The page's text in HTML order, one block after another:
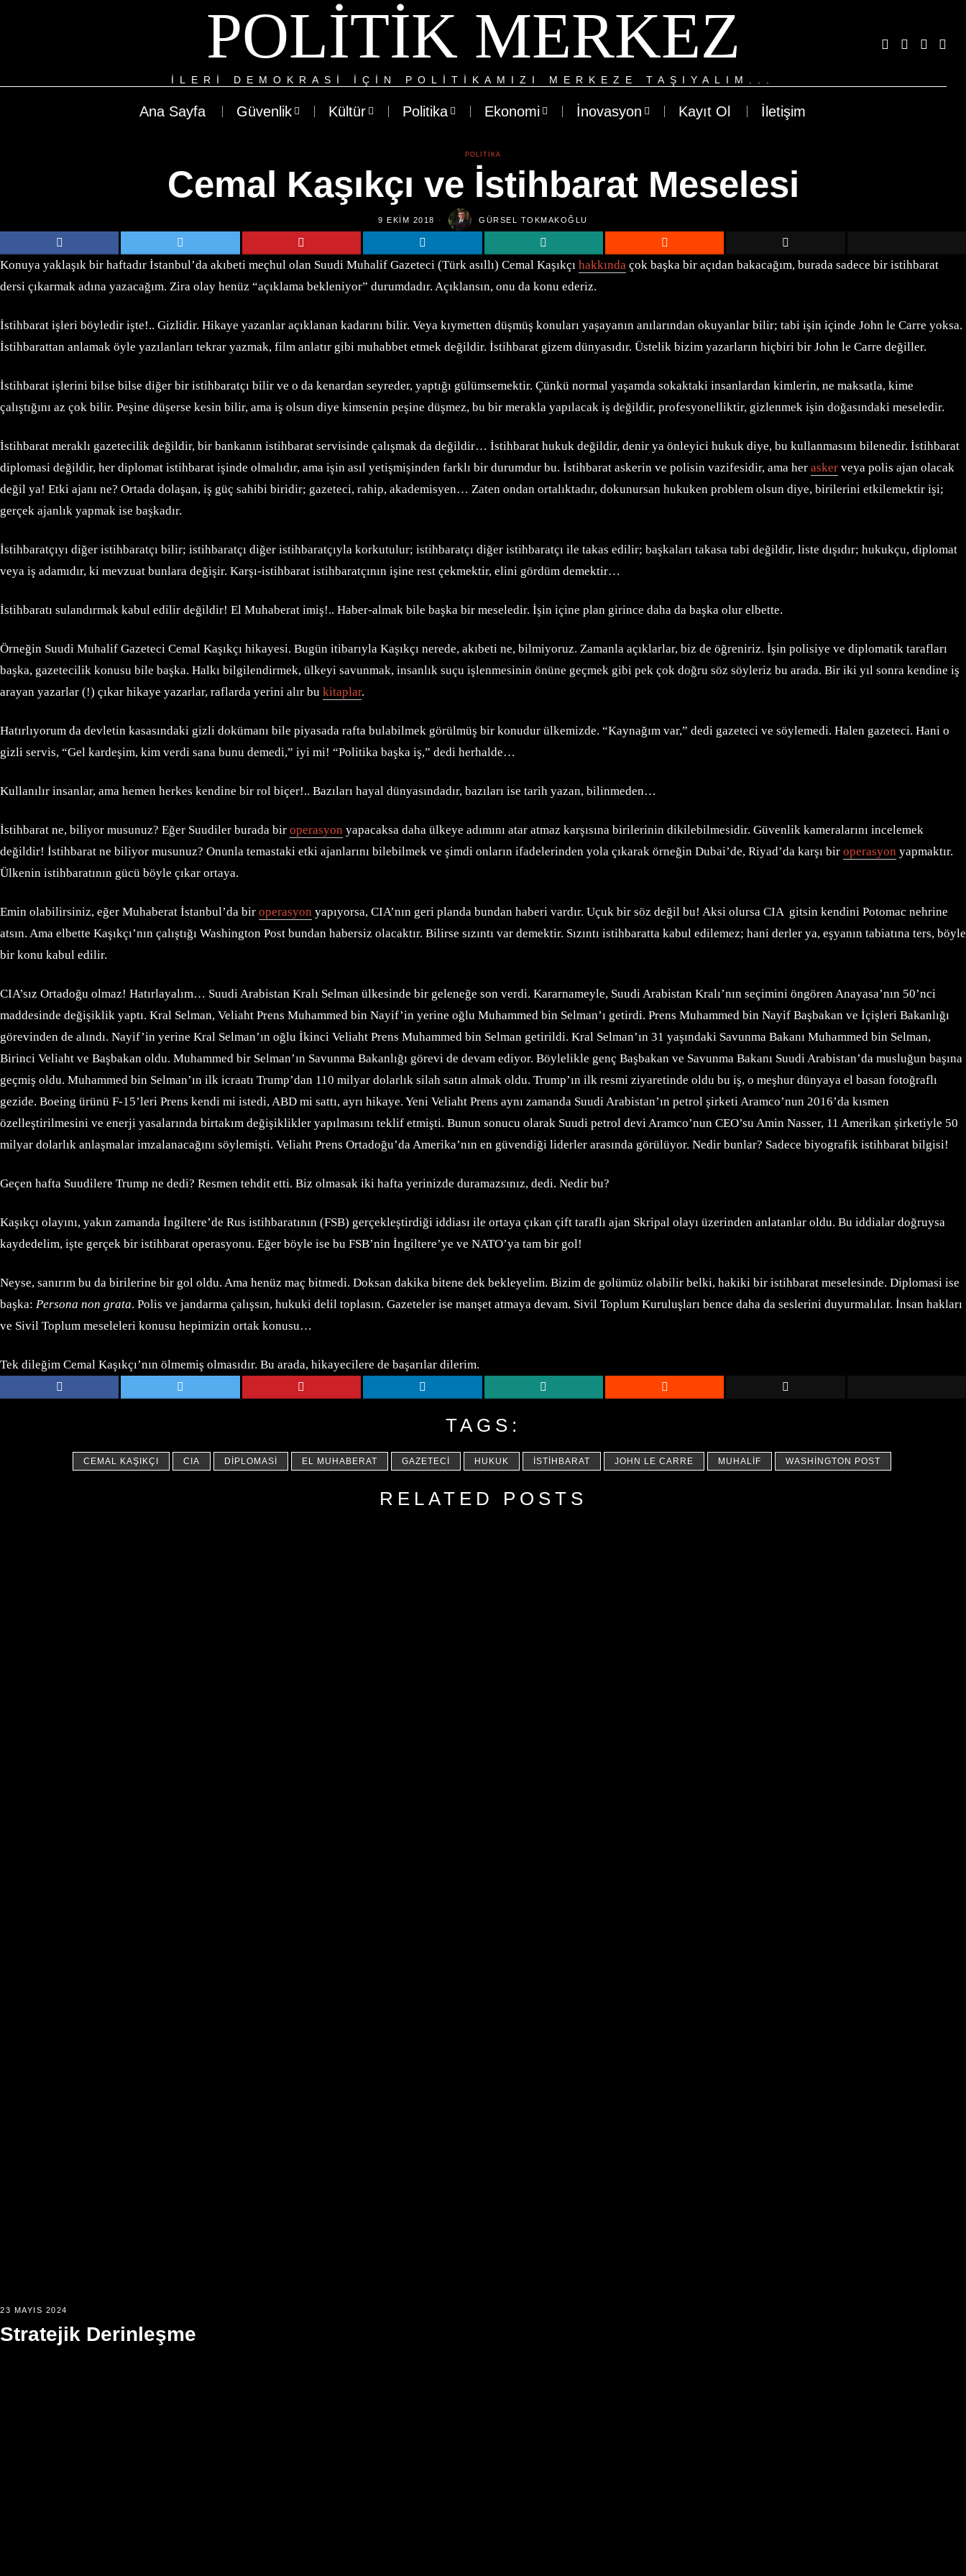
POLITIK MERKEZ
ILERI DEMOKRASI IÇIN POLITIKAMIZI MERKEZE TAŞIYALIM...
Ana Sayfa Güvenlik Kültür Politika Ekonomi İnovasyon Kayıt Ol İletişim
POLITIKA
Cemal Kaşıkçı ve İstihbarat Meselesi
9 EKIM 2018 GÜRSEL TOKMAKOĞLU
Konuya yaklaşık bir haftadır İstanbul’da akıbeti meçhul olan Suudi Muhalif Gazeteci (Türk asıllı) Cemal Kaşıkçı hakkında çok başka bir açıdan bakacağım, burada sadece bir istihbarat
dersi çıkarmak adına yazacağım. Zira olay henüz “açıklama bekleniyor” durumdadır. Açıklansın, onu da konu ederiz.
İstihbarat işleri böyledir işte!.. Gizlidir. Hikaye yazanlar açıklanan kadarını bilir. Veya kıymetten düşmüş konuları yaşayanın anılarından okuyanlar bilir; tabi işin içinde John le Carre yoksa.
İstihbarattan anlamak öyle yazılanları tekrar yazmak, film anlatır gibi muhabbet etmek değildir. İstihbarat gizem dünyasıdır. Üstelik bizim yazarların hiçbiri bir John le Carre değiller.
İstihbarat işlerini bilse bilse diğer bir istihbaratçı bilir ve o da kenardan seyreder, yaptığı gülümsemektir. Çünkü normal yaşamda sokaktaki insanlardan kimlerin, ne maksatla, kime
çalıştığını az çok bilir. Peşine düşerse kesin bilir, ama iş olsun diye kimsenin peşine düşmez, bu bir merakla yapılacak iş değildir, profesyonelliktir, gizlenmek işin doğasındaki meseledir.
İstihbarat meraklı gazetecilik değildir, bir bankanın istihbarat servisinde çalışmak da değildir… İstihbarat hukuk değildir, denir ya önleyici hukuk diye, bu kullanmasını bilenedir. İstihbarat
diplomasi değildir, her diplomat istihbarat işinde olmalıdır, ama işin asıl yetişmişinden farklı bir durumdur bu. İstihbarat askerin ve polisin vazifesidir, ama her asker veya polis ajan olacak
değil ya! Etki ajanı ne? Ortada dolaşan, iş güç sahibi biridir; gazeteci, rahip, akademisyen… Zaten ondan ortalıktadır, dokunursan hukuken problem olsun diye, birilerini etkilemektir işi;
gerçek ajanlık yapmak ise başkadır.
İstihbaratçıyı diğer istihbaratçı bilir; istihbaratçı diğer istihbaratçıyla korkutulur; istihbaratçı diğer istihbaratçı ile takas edilir; başkaları takasa tabi değildir, liste dışıdır; hukukçu, diplomat
veya iş adamıdır, ki mevzuat bunlara değişir. Karşı-istihbarat istihbaratçının işine rest çekmektir, elini gördüm demektir…
İstihbaratı sulandırmak kabul edilir değildir! El Muhaberat imiş!.. Haber-almak bile başka bir meseledir. İşin içine plan girince daha da başka olur elbette.
Örneğin Suudi Muhalif Gazeteci Cemal Kaşıkçı hikayesi. Bugün itibarıyla Kaşıkçı nerede, akıbeti ne, bilmiyoruz. Zamanla açıklarlar, biz de öğreniriz. İşin polisiye ve diplomatik tarafları
başka, gazetecilik konusu bile başka. Halkı bilgilendirmek, ülkeyi savunmak, insanlık suçu işlenmesinin önüne geçmek gibi pek çok doğru söz söyleriz bu arada. Bir iki yıl sonra kendine iş
arayan yazarlar (!) çıkar hikaye yazarlar, raflarda yerini alır bu kitaplar.
Hatırlıyorum da devletin kasasındaki gizli dokümanı bile piyasada rafta bulabilmek görülmüş bir konudur ülkemizde. “Kaynağım var,” dedi gazeteci ve söylemedi. Halen gazeteci. Hani o
gizli servis, “Gel kardeşim, kim verdi sana bunu demedi,” iyi mi! “Politika başka iş,” dedi herhalde…
Kullanılır insanlar, ama hemen herkes kendine bir rol biçer!.. Bazıları hayal dünyasındadır, bazıları ise tarih yazan, bilinmeden…
İstihbarat ne, biliyor musunuz? Eğer Suudiler burada bir operasyon yapacaksa daha ülkeye adımını atar atmaz karşısına birilerinin dikilebilmesidir. Güvenlik kameralarını incelemek
değildir! İstihbarat ne biliyor musunuz? Onunla temastaki etki ajanlarını bilebilmek ve şimdi onların ifadelerinden yola çıkarak örneğin Dubai’de, Riyad’da karşı bir operasyon yapmaktır.
Ülkenin istihbaratının gücü böyle çıkar ortaya.
Emin olabilirsiniz, eğer Muhaberat İstanbul’da bir operasyon yapıyorsa, CIA’nın geri planda bundan haberi vardır. Uçuk bir söz değil bu! Aksi olursa CIA gitsin kendini Potomac nehrine
atsın. Ama elbette Kaşıkçı’nın çalıştığı Washington Post bundan habersiz olacaktır. Bilirse sızıntı var demektir. Sızıntı istihbaratta kabul edilemez; hani derler ya, eşyanın tabiatına ters, böyle
bir konu kabul edilir.
CIA’sız Ortadoğu olmaz! Hatırlayalım… Suudi Arabistan Kralı Selman ülkesinde bir geleneğe son verdi. Kararnameyle, Suudi Arabistan Kralı’nın seçimini öngören Anayasa’nın 50’nci
maddesinde değişiklik yaptı. Kral Selman, Veliaht Prens Muhammed bin Nayif’in yerine oğlu Muhammed bin Selman’ı getirdi. Prens Muhammed bin Nayif Başbakan ve İçişleri Bakanlığı
görevinden de alındı. Nayif’in yerine Kral Selman’ın oğlu İkinci Veliaht Prens Muhammed bin Selman getirildi. Kral Selman’ın 31 yaşındaki Savunma Bakanı Muhammed bin Selman,
Birinci Veliaht ve Başbakan oldu. Muhammed bir Selman’ın Savunma Bakanlığı görevi de devam ediyor. Böylelikle genç Başbakan ve Savunma Bakanı Suudi Arabistan’da musluğun başına
geçmiş oldu. Muhammed bin Selman’ın ilk icraatı Trump’dan 110 milyar dolarlık silah satın almak oldu. Trump’ın ilk resmi ziyaretinde oldu bu iş, o meşhur dünyaya el basan fotoğraflı
gezide. Boeing ürünü F-15’leri Prens kendi mi istedi, ABD mi sattı, ayrı hikaye. Yeni Veliaht Prens aynı zamanda Suudi Arabistan’ın petrol şirketi Aramco’nun 2016’da kısmen
özelleştirilmesini ve enerji yasalarında birtakım değişiklikler yapılmasını teklif etmişti. Bunun sonucu olarak Suudi petrol devi Aramco’nun CEO’su Amin Nasser, 11 Amerikan şirketiyle 50
milyar dolarlık anlaşmalar imzalanacağını söylemişti. Veliaht Prens Ortadoğu’da Amerika’nın en güvendiği liderler arasında görülüyor. Nedir bunlar? Sadece biyografik istihbarat bilgisi!
Geçen hafta Suudilere Trump ne dedi? Resmen tehdit etti. Biz olmasak iki hafta yerinizde duramazsınız, dedi. Nedir bu?
Kaşıkçı olayını, yakın zamanda İngiltere’de Rus istihbaratının (FSB) gerçekleştirdiği iddiası ile ortaya çıkan çift taraflı ajan Skripal olayı üzerinden anlatanlar oldu. Bu iddialar doğruysa
kaydedelim, işte gerçek bir istihbarat operasyonu. Eğer böyle ise bu FSB’nin İngiltere’ye ve NATO’ya tam bir gol!
Neyse, sanırım bu da birilerine bir gol oldu. Ama henüz maç bitmedi. Doksan dakika bitene dek bekleyelim. Bizim de golümüz olabilir belki, hakiki bir istihbarat meselesinde. Diplomasi ise
başka: Persona non grata. Polis ve jandarma çalışsın, hukuki delil toplasın. Gazeteler ise manşet atmaya devam. Sivil Toplum Kuruluşları bence daha da seslerini duyurmalılar. İnsan hakları
ve Sivil Toplum meseleleri konusu hepimizin ortak konusu…
Tek dileğim Cemal Kaşıkçı’nın ölmemiş olmasıdır. Bu arada, hikayecilere de başarılar dilerim.
TAGS:
CEMAL KAŞIKÇI CIA DIPLOMASI EL MUHABERAT GAZETECI HUKUK İSTIHBARAT JOHN LE CARRE MUHALIF WASHINGTON POST
RELATED POSTS
23 MAYIS 2024
Stratejik Derinleşme